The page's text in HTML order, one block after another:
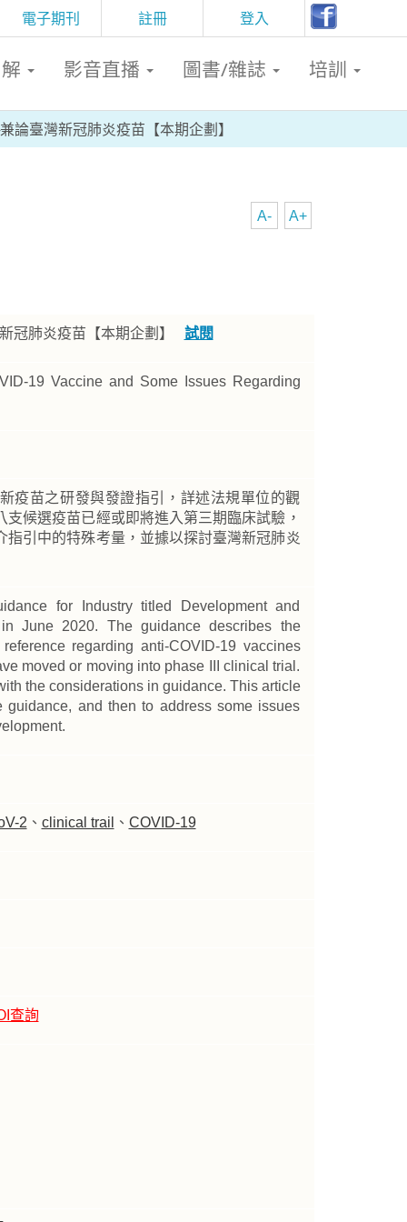
註冊 登入
電子期刊
影音直播 圖書/雜誌 培訓
論臺灣新冠肺炎疫苗【本期企劃】
A+
A-
冠肺炎疫苗【本期企劃】 試閱
19 Vaccine and Some Issues Regarding
疫苗之研發與發證指引，詳述法規單位的觀
候選疫苗已經或即將進入第三期臨床試驗，
引中的特殊考量，並據以探討臺灣新冠肺炎
for Industry titled Development and
June 2020. The guidance describes the
regarding anti-COVID-19 vaccines
moved or moving into phase III clinical trial.
the considerations in guidance. This article
and then to address some issues
2 、 clinical trail 、 COVID-19
查詢